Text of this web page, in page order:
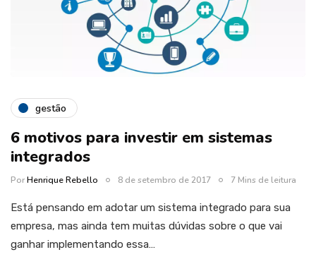
gestão
6 motivos para investir em sistemas
integrados
PorHenrique Rebello 8 de setembro de 2017 7 Mins de leitura
Está pensando em adotar um sistema integrado para sua
empresa, mas ainda tem muitas dúvidas sobre o que vai
ganhar implementando essa…